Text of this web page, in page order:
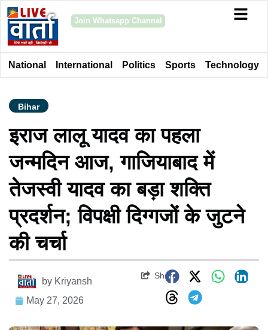
Join Whatsapp Channel
National International Politics Sports Technology
Bihar
इराज लालू यादव का पहला
जन्मदिन आज, गाजियाबाद में
तेजस्वी यादव का बड़ा शक्ति
प्रदर्शन; विपक्षी दिग्गजों के जुटने
की चर्चा
by Kriyansh
May 27, 2026
Share